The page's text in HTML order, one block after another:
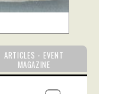
ARTICLES・EVENT
MAGAZINE